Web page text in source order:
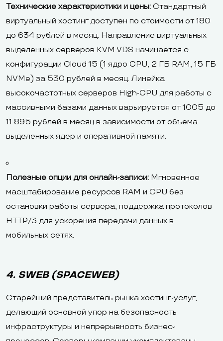
Технические характеристики и цены: Стандартный
виртуальный хостинг доступен по стоимости от 180
до 634 рублей в месяц. Направление виртуальных
выделенных серверов KVM VDS начинается с
конфигурации Cloud 15 (1 ядро CPU, 2 ГБ RAM, 15 ГБ
NVMe) за 530 рублей в месяц. Линейка
высокочастотных серверов High-CPU для работы с
массивными базами данных варьируется от 1005 до
11 895 рублей в месяц в зависимости от объема
выделенных ядер и оперативной памяти.
Полезные опции для онлайн-записи: Мгновенное
масштабирование ресурсов RAM и CPU без
остановки работы сервера, поддержка протоколов
HTTP/3 для ускорения передачи данных в
мобильных сетях.
4. SWEB (SPACEWEB)
Старейший представитель рынка хостинг-услуг,
делающий основной упор на безопасность
инфраструктуры и непрерывность бизнес-